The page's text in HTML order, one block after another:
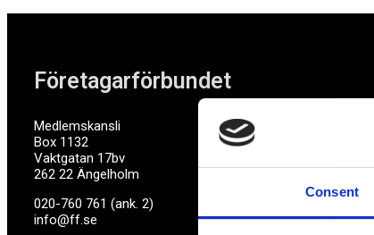
Consent
Företagarförbundet
Medlemskansli
Box 1132
Vaktgatan 17bv
262 22 Ängelholm
020-760 761 (ank. 2)
info@ff.se